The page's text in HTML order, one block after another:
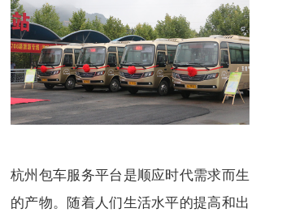
杭州包车服务平台是顺应时代需求而生
的产物。随着人们生活水平的提高和出